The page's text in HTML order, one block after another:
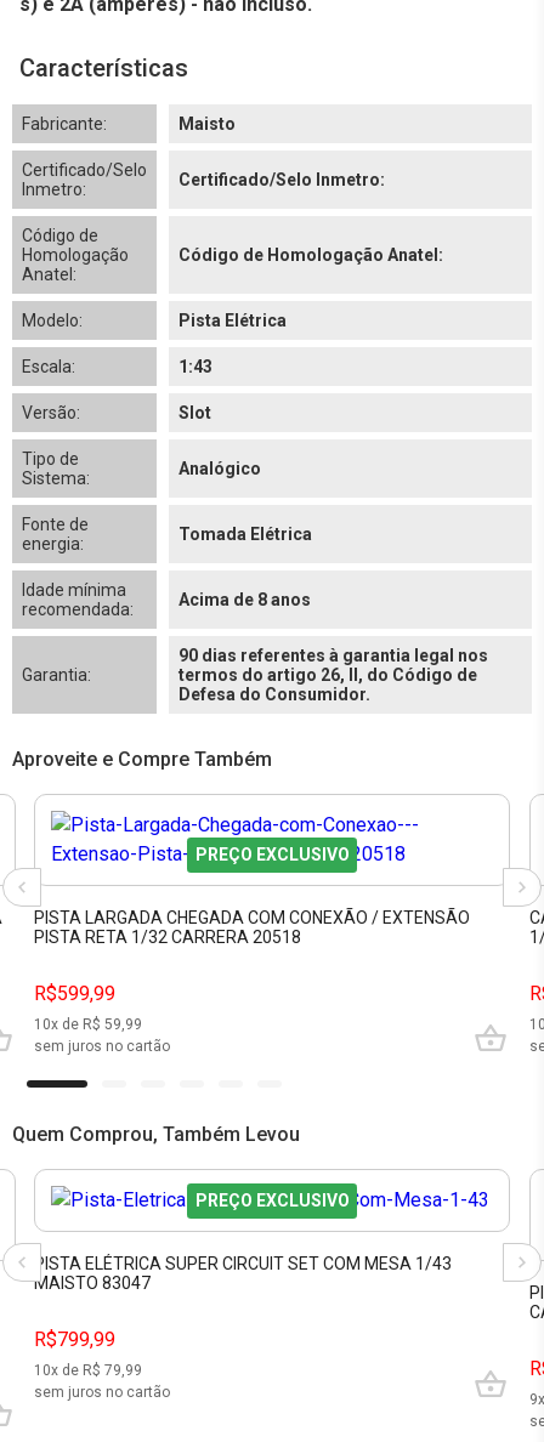
Características
Fabricante: Maisto
Certificado/Selo
Inmetro:
Certificado/Selo Inmetro:
Código de
Homologação
Anatel:
Código de Homologação Anatel:
Modelo: Pista Elétrica
Escala: 1:43
Versão: Slot
Tipo de
Sistema:
Analógico
Fonte de
energia:
Tomada Elétrica
Idade mínima
recomendada:
Acima de 8 anos
Garantia:
90 dias referentes à garantia legal nos
termos do artigo 26, II, do Código de
Defesa do Consumidor.
Aproveite e Compre Também
PREÇO EXCLUSIVO
PISTA LARGADA CHEGADA COM CONEXÃO / EXTENSÃO
PISTA RETA 1/32 CARRERA 20518
R$599,99
10x de R$ 59,99
sem juros no cartão
Quem Comprou, Também Levou
PREÇO EXCLUSIVO
PISTA ELÉTRICA SUPER CIRCUIT SET COM MESA 1/43
MAISTO 83047
R$799,99
10x de R$ 79,99
sem juros no cartão
9